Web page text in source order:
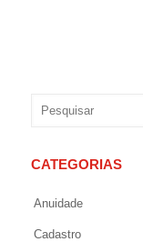
CATEGORIAS
Anuidade
Cadastro